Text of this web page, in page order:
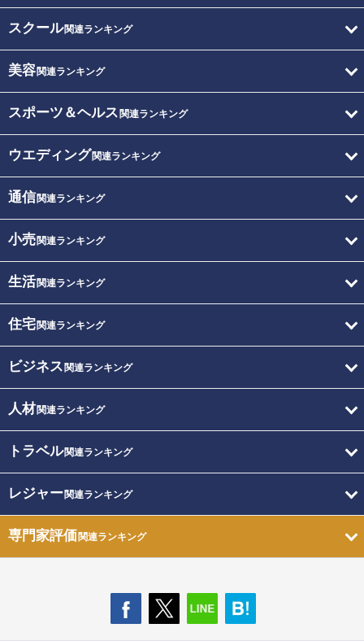
スクール関連ランキング
美容関連ランキング
スポーツ＆ヘルス 関連ランキング
ウエディング関連ランキング
通信関連ランキング
小売関連ランキング
生活関連ランキング
住宅関連ランキング
ビジネス 関連ランキング
人材関連ランキング
トラベル関連ランキング
レジャー関連ランキング
専門家評価関連ランキング